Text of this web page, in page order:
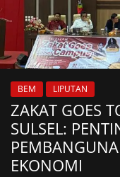
BEM LIPUTAN
ZAKAT GOES
SULSEL:
EKONOMI